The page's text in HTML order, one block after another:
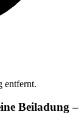
entfernt.
Beiladung –